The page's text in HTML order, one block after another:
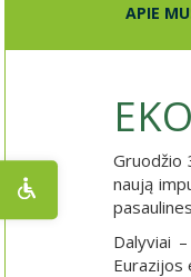
APIE
Gruodžio
naują
Dalyviai
Eurazijos